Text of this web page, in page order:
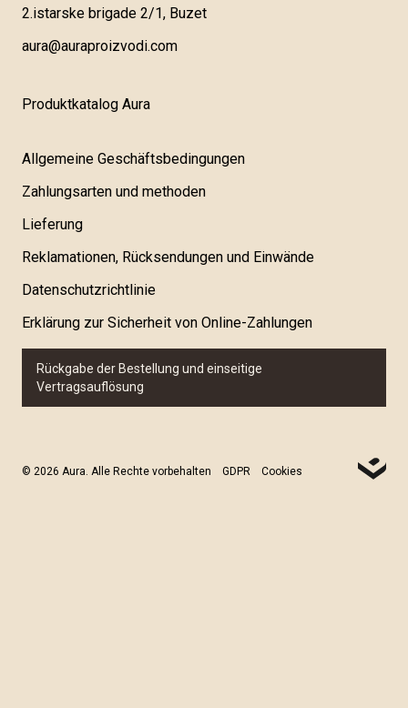
2.istarske brigade 2/1, Buzet
aura@auraproizvodi.com
Produktkatalog Aura
Allgemeine Geschäftsbedingungen
Zahlungsarten und methoden
Lieferung
Reklamationen, Rücksendungen und Einwände
Datenschutzrichtlinie
Erklärung zur Sicherheit von Online-Zahlungen
Rückgabe der Bestellung und einseitige
Vertragsauflösung
© 2026 Aura. Alle Rechte vorbehalten GDPR Cookies